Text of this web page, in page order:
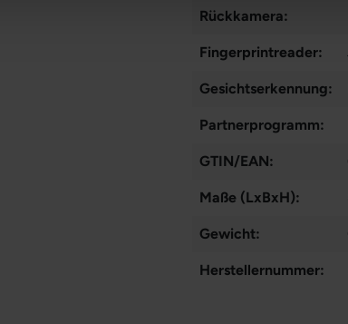
Rückkamera:
Fingerprintreader:
Gesichtserkennung:
Partnerprogramm:
GTIN/EAN:
Maße (LxBxH):
Gewicht:
Herstellernummer: